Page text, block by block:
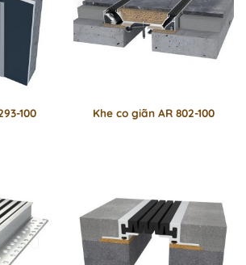
100 Khe co giãn AR 802-100